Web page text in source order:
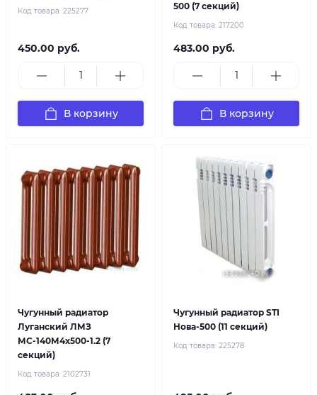
Код товара: 225277
450.00 руб.
В корзину
500 (7 секций)
Код товара: 217200
483.00 руб.
В корзину
Чугунный радиатор
Луганский ЛМЗ
МС-140М4х500-1.2 (7
секций)
Код товара: 2102731
Чугунный радиатор STI
Нова-500 (11 секций)
Код товара: 225278